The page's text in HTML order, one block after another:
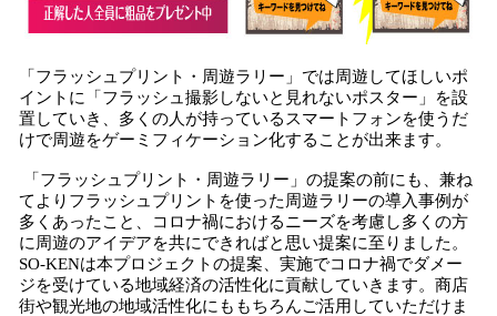
「フラッシュプリント・周遊ラリー」では周遊してほしいポ
イントに「フラッシュ撮影しないと見れないポスター」を設
置していき、多くの人が持っているスマートフォンを使うだ
けで周遊をゲーミフィケーション化することが出来ます。
「フラッシュプリント・周遊ラリー」の提案の前にも、兼ね
てよりフラッシュプリントを使った周遊ラリーの導入事例が
多くあったこと、コロナ禍におけるニーズを考慮し多くの方
に周遊のアイデアを共にできればと思い提案に至りました。
SO-KENは本プロジェクトの提案、実施でコロナ禍でダメー
ジを受けている地域経済の活性化に貢献していきます。商店
街や観光地の地域活性化にももちろんご活用していただけま